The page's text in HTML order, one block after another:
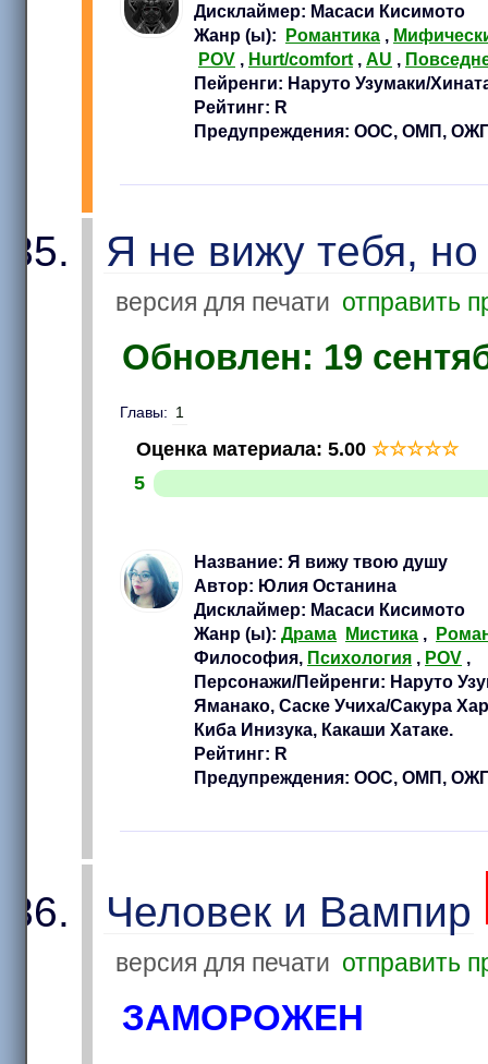
Дисклаймер: Масаси Кисимото
Жанр (ы): Романтика ,
POV , Hurt/comfort , AU ,
Пейренги: Наруто Узумаки/
Рейтинг: R
Предупреждения: ООС, ОМП,
Я не вижу тебя,
версия для печати отправить
Обновлен: 19
Главы: 1
Оценка материала: 5.00 ☆☆☆☆☆
5
Название: Я вижу твою душу
Автор: Юлия Останина
Дисклаймер: Масаси Кисимото
Жанр (ы): Драма Мистика ,
Философия, Психология , POV ,
Персонажи/Пейренги: Наруто
Яманако, Саске Учиха/Сакура
Киба Инизука, Какаши Хатаке.
Рейтинг: R
Предупреждения: ООС, ОМП,
Человек и Вампир
версия для печати отправить
ЗАМОРОЖЕН